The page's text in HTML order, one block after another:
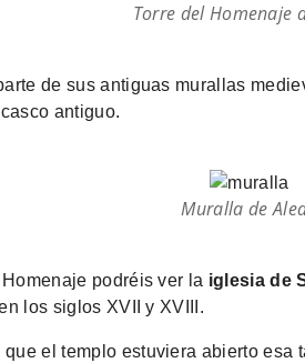
Torre del Homenaje
de sus antiguas murallas
antiguo.
Muralla de
podréis ver la iglesia de
los siglos XVII y XVIII.
que el templo estuviera abierto esa